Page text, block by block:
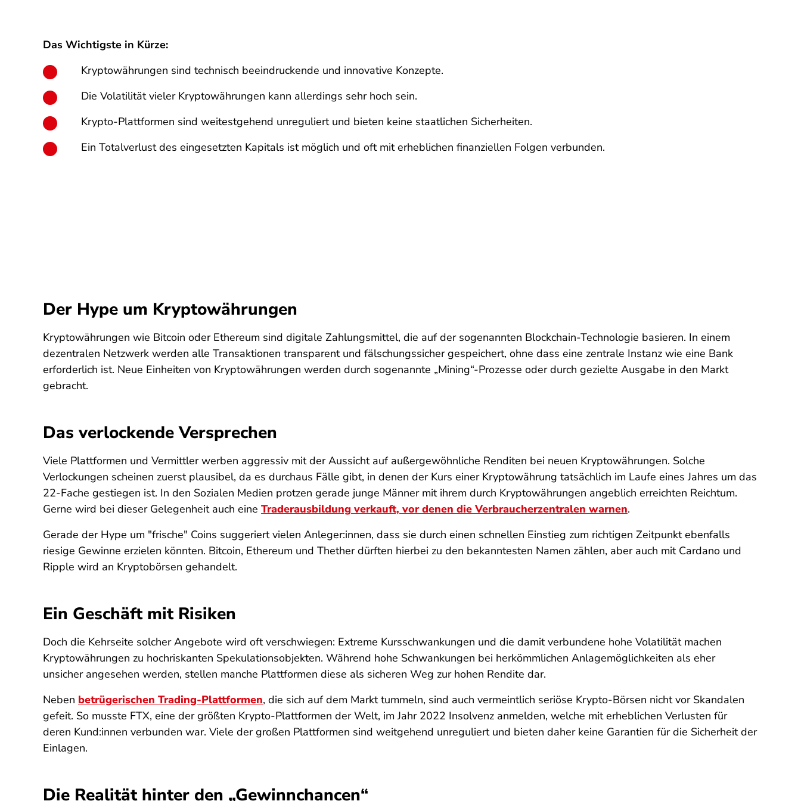
Das Wichtigste in Kürze:
Kryptowährungen sind technisch beeindruckende und innovative Konzepte.
Die Volatilität vieler Kryptowährungen kann allerdings sehr hoch sein.
Krypto-Plattformen sind weitestgehend unreguliert und bieten keine staatlichen Sicherheiten.
Ein Totalverlust des eingesetzten Kapitals ist möglich und oft mit erheblichen finanziellen Folgen verbunden.
Der Hype um Kryptowährungen
Kryptowährungen wie Bitcoin oder Ethereum sind digitale Zahlungsmittel, die auf der sogenannten Blockchain-Technologie basieren. In einem
dezentralen Netzwerk werden alle Transaktionen transparent und fälschungssicher gespeichert, ohne dass eine zentrale Instanz wie eine Bank
erforderlich ist. Neue Einheiten von Kryptowährungen werden durch sogenannte „Mining“-Prozesse oder durch gezielte Ausgabe in den Markt
gebracht.
Das verlockende Versprechen
Viele Plattformen und Vermittler werben aggressiv mit der Aussicht auf außergewöhnliche Renditen bei neuen Kryptowährungen. Solche
Verlockungen scheinen zuerst plausibel, da es durchaus Fälle gibt, in denen der Kurs einer Kryptowährung tatsächlich im Laufe eines Jahres um das
22-Fache gestiegen ist. In den Sozialen Medien protzen gerade junge Männer mit ihrem durch Kryptowährungen angeblich erreichten Reichtum.
Gerne wird bei dieser Gelegenheit auch eine Traderausbildung verkauft, vor denen die Verbraucherzentralen warnen.
Gerade der Hype um "frische" Coins suggeriert vielen Anleger:innen, dass sie durch einen schnellen Einstieg zum richtigen Zeitpunkt ebenfalls
riesige Gewinne erzielen könnten. Bitcoin, Ethereum und Thether dürften hierbei zu den bekanntesten Namen zählen, aber auch mit Cardano und
Ripple wird an Kryptobörsen gehandelt.
Ein Geschäft mit Risiken
Doch die Kehrseite solcher Angebote wird oft verschwiegen: Extreme Kursschwankungen und die damit verbundene hohe Volatilität machen
Kryptowährungen zu hochriskanten Spekulationsobjekten. Während hohe Schwankungen bei herkömmlichen Anlagemöglichkeiten als eher
unsicher angesehen werden, stellen manche Plattformen diese als sicheren Weg zur hohen Rendite dar.
Neben betrügerischen Trading-Plattformen, die sich auf dem Markt tummeln, sind auch vermeintlich seriöse Krypto-Börsen nicht vor Skandalen
gefeit. So musste FTX, eine der größten Krypto-Plattformen der Welt, im Jahr 2022 Insolvenz anmelden, welche mit erheblichen Verlusten für
deren Kund:innen verbunden war. Viele der großen Plattformen sind weitgehend unreguliert und bieten daher keine Garantien für die Sicherheit der
Einlagen.
Die Realität hinter den „Gewinnchancen“